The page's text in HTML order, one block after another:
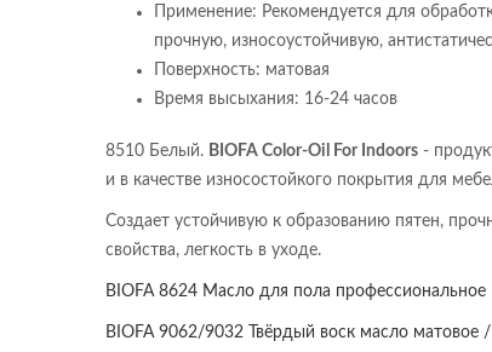
Применение: Рекомендуется для
прочную, износоустойчивую,
Поверхность: матовая
Время высыхания: 16-24 часов
8510 Белый. BIOFA Color-Oil For Indoors -
и в качестве износостойкого покрытия для
Создает устойчивую к образованию пятен,
свойства, легкость в уходе.
BIOFA 8624 Масло для пола профессиональное
BIOFA 9062/9032 Твёрдый воск масло матовое